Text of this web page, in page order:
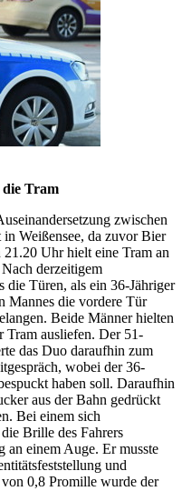
die Tram
zwischen
Weißensee, da zuvor Bier
Uhr hielt eine Tram an
derzeitigem
die Türen, als ein 36-Jähriger
Mannes die vordere Tür
Beide Männer hielten
Tram ausliefen. Der 51-
das Duo daraufhin zum
wobei der 36-
haben soll. Daraufhin
aus der Bahn gedrückt
Bei einem sich
Brille des Fahrers
an einem Auge. Er musste
und
0,8 Promille wurde der